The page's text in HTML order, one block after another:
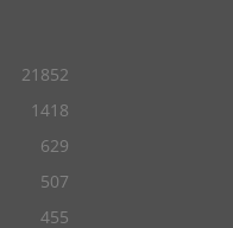
21852
1418
629
507
455